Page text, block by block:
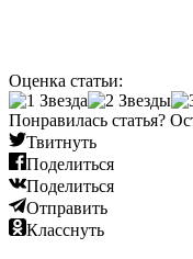
Оценка статьи:
Понравилась статья?
Твитнуть
Поделиться
Поделиться
Отправить
Класснуть